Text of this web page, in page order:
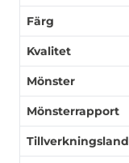
Färg
Kvalitet
Mönster
Mönsterrapport
Tillverkningsland